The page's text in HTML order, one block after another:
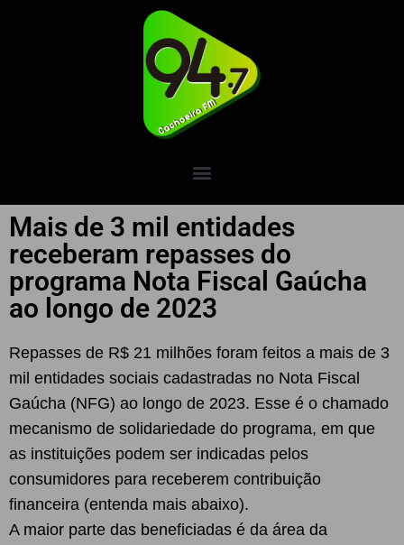
Mais de 3 mil entidades
receberam repasses do
programa Nota Fiscal Gaúcha
ao longo de 2023
Repasses de R$ 21 milhões foram feitos a mais de 3
mil entidades sociais cadastradas no Nota Fiscal
Gaúcha (NFG) ao longo de 2023. Esse é o chamado
mecanismo de solidariedade do programa, em que
as instituições podem ser indicadas pelos
consumidores para receberem contribuição
financeira (entenda mais abaixo).
A maior parte das beneficiadas é da área da